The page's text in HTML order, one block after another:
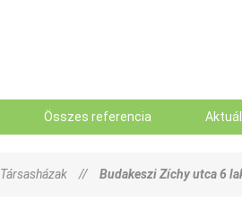
Összes referencia
Társasházak // Budakeszi Zíchy utca 6